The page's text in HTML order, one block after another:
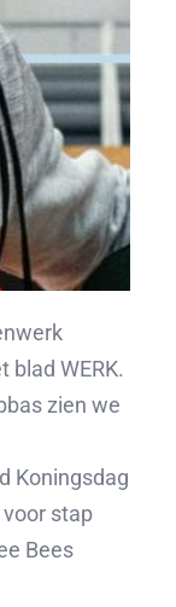
blad WERK.
zien we
Koningsdag
stap
Bees